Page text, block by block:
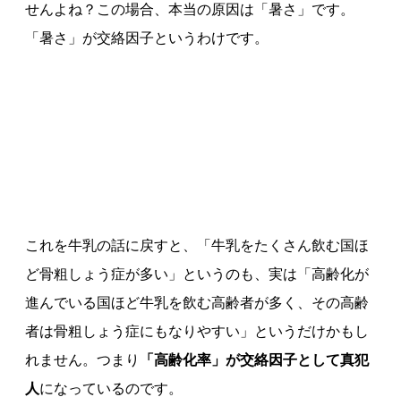
せんよね？この場合、本当の原因は「暑さ」です。
「暑さ」が交絡因子というわけです。
これを牛乳の話に戻すと、「牛乳をたくさん飲む国ほ
ど骨粗しょう症が多い」というのも、実は「高齢化が
進んでいる国ほど牛乳を飲む高齢者が多く、その高齢
者は骨粗しょう症にもなりやすい」というだけかもし
れません。つまり
「高齢化率」が交絡因子として真犯
人になっているのです。